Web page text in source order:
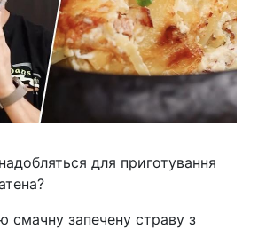
для приготування
запечену страву з